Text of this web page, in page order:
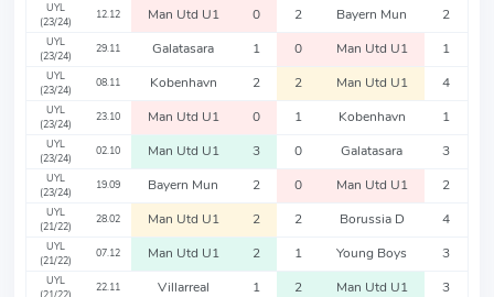
UYL
(23/24)
12.12 Man Utd U1 0 2 Bayern Mun 2
UYL
(23/24)
29.11 Galatasara 1 0 Man Utd U1 1
UYL
(23/24)
08.11 Kobenhavn 2 2 Man Utd U1 4
UYL
(23/24)
23.10 Man Utd U1 0 1 Kobenhavn 1
UYL
(23/24)
02.10 Man Utd U1 3 0 Galatasara 3
UYL
(23/24)
19.09 Bayern Mun 2 0 Man Utd U1 2
UYL
(21/22)
28.02 Man Utd U1 2 2 Borussia D 4
UYL
(21/22)
07.12 Man Utd U1 2 1 Young Boys 3
UYL
22.11 Villarreal 1 2 Man Utd U1 3